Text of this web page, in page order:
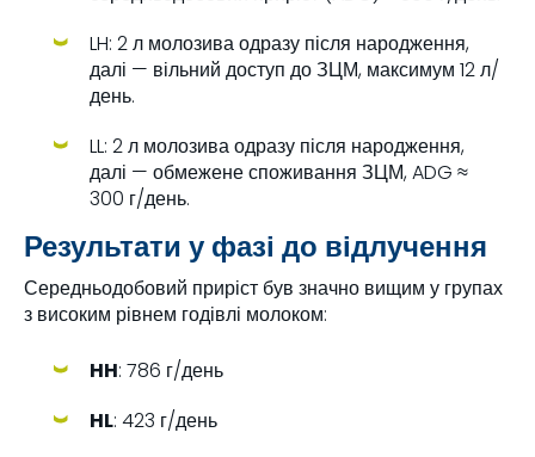
LH: 2 л молозива одразу після народження,
далі — вільний доступ до ЗЦМ, максимум 12 л/
день.
LL: 2 л молозива одразу після народження,
далі — обмежене споживання ЗЦМ, ADG ≈
300 г/день.
Результати у фазі до відлучення
Середньодобовий приріст був значно вищим у групах
з високим рівнем годівлі молоком:
HH: 786 г/день
HL: 423 г/день